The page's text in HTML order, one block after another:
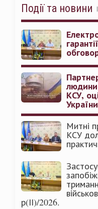
Події та новини
КСУ,
України
Митні
КСУ
р(ІІ)/2026.